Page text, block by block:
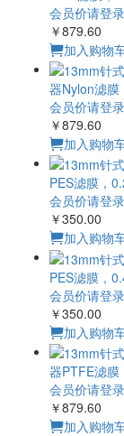
会员价请登录
￥879.60
加入购物
器Nylon滤
会员价请登录
￥879.60
加入购物
PES滤膜，
会员价请登录
￥350.00
加入购物
PES滤膜，
会员价请登录
￥350.00
加入购物
器PTFE滤
会员价请登录
￥879.60
加入购物